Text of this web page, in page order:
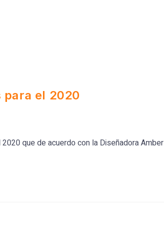
para el 2020
que de acuerdo con la Diseñadora Amber